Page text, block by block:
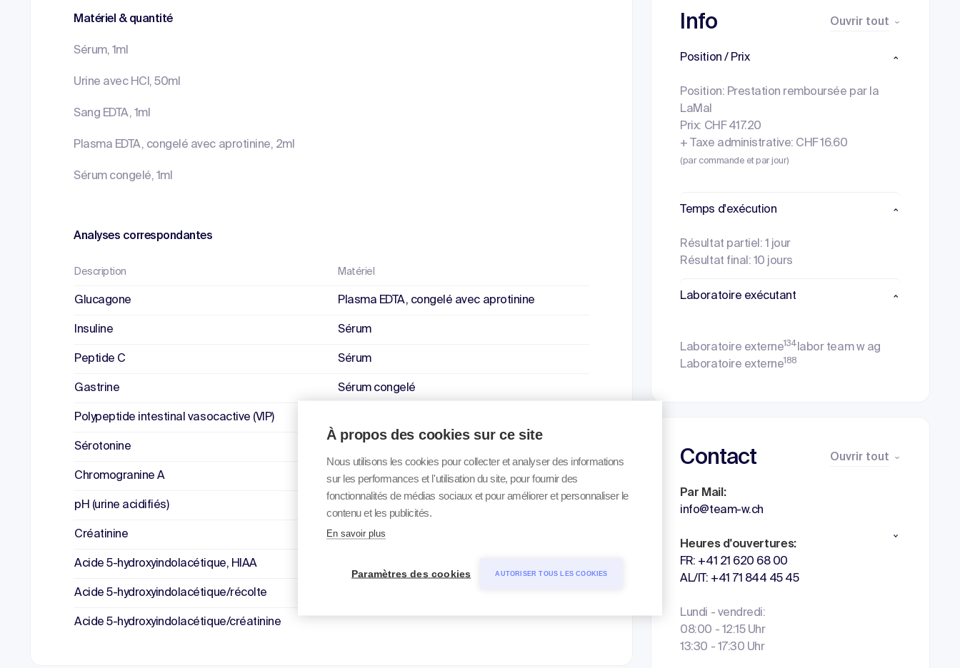
Matériel & quantité
Sérum, 1ml
Urine avec HCl, 50ml
Sang EDTA, 1ml
Plasma EDTA, congelé avec aprotinine, 2ml
Sérum congelé, 1ml
Analyses correspondantes
Description Matériel
Glucagone Plasma EDTA, congelé avec aprotinine
Insuline Sérum
Peptide C Sérum
Gastrine Sérum congelé
Polypeptide intestinal vasocactive (VIP)
Sérotonine
Chromogranine A Sérum
pH (urine acidifiés)
Créatinine Urine
Acide 5-hydroxyindolacétique, HIAA
Acide 5-hydroxyindolacétique/récolte
Acide 5-hydroxyindolacétique/créatinine
Info Ouvrir tout
Position / Prix
Position: Prestation remboursée par la
LaMal
Prix: CHF 417.20
+ Taxe administrative: CHF 16.60
(par commande et par jour)
Temps d'exécution
Résultat partiel: 1 jour
Résultat final: 10 jours
Laboratoire exécutant
Laboratoire externe134 labor team w ag
Laboratoire externe188
Contact Ouvrir tout
Par Mail:
info@team-w.ch
Heures d'ouvertures:
FR: +41 21 620 68 00
AL/IT: +41 71 844 45 45
Lundi - vendredi:
08:00 - 12:15 Uhr
13:30 - 17:30 Uhr
À propos des cookies sur ce site
Nous utilisons les cookies pour collecter et analyser des informations
sur les performances et l'utilisation du site, pour fournir des
fonctionnalités de médias sociaux et pour améliorer et personnaliser le
contenu et les publicités.
En savoir plus
Paramètres des cookies AUTORISER TOUS LES COOKIES